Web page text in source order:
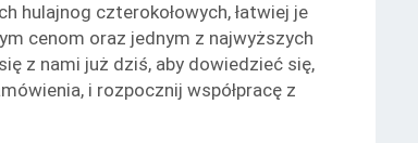
hulajnog czterokołowych, łatwiej je
cenom oraz jednym z najwyższych
z nami już dziś, aby dowiedzieć się,
i rozpocznij współpracę z